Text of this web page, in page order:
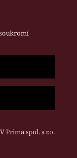
Prima spol. s r.o.